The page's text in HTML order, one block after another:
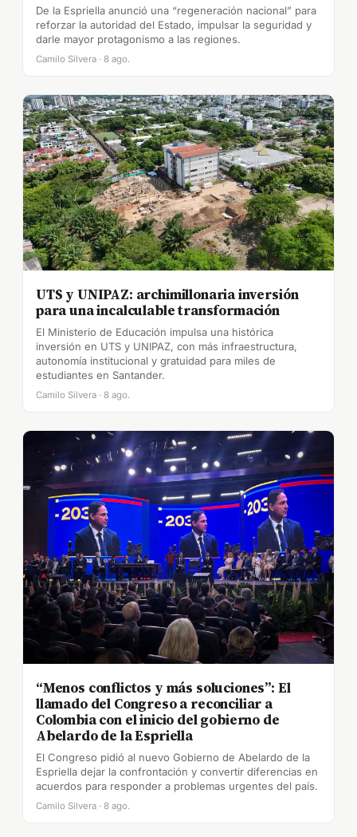
De la Espriella anunció una “regeneración nacional” para
reforzar la autoridad del Estado, impulsar la seguridad y
darle mayor protagonismo a las regiones.
Camilo Silvera · 8 ago.
UTS y UNIPAZ: archimillonaria inversión
para una incalculable transformación
El Ministerio de Educación impulsa una histórica
inversión en UTS y UNIPAZ, con más infraestructura,
autonomía institucional y gratuidad para miles de
estudiantes en Santander.
Camilo Silvera · 8 ago.
“Menos conflictos y más soluciones”: El
llamado del Congreso a reconciliar a
Colombia con el inicio del gobierno de
Abelardo de la Espriella
El Congreso pidió al nuevo Gobierno de Abelardo de la
Espriella dejar la confrontación y convertir diferencias en
acuerdos para responder a problemas urgentes del país.
Camilo Silvera · 8 ago.